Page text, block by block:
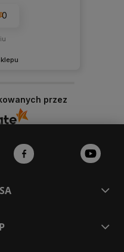
:) Z
0
przez